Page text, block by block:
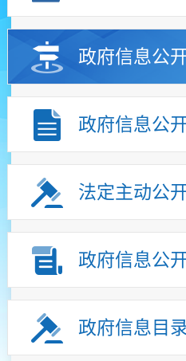
政府信息公
政府信息公
法定主动公
政府信息公
政府信息目